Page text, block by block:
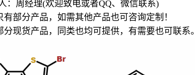
：周经理(欢迎致电或者QQ、微信联系)
有部分产品，如需其他产品也可咨询定制！
分现货产品，同类也均可提供，有需要也可联系。